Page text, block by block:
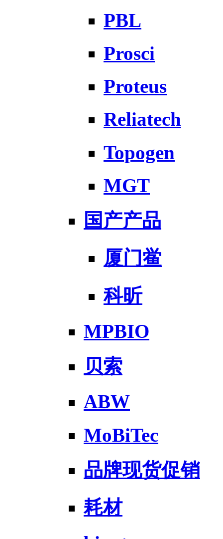
PBL
Prosci
Proteus
Reliatech
Topogen
MGT
国产产品
厦门鲎
科昕
MPBIO
贝索
ABW
MoBiTec
品牌现货促销
耗材